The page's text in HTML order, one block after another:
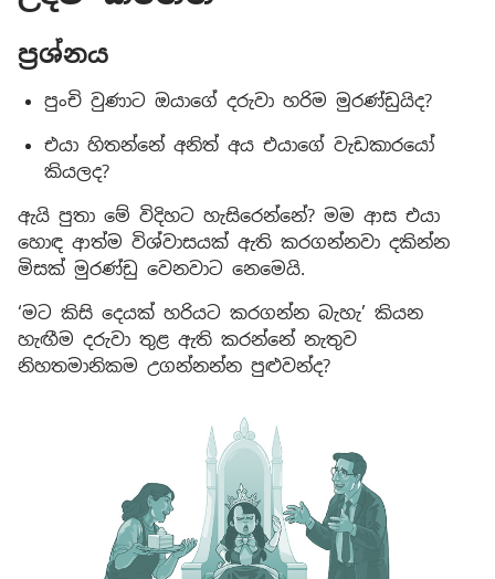
ප්‍රශ්නය
පුංචි වුණාට ඔයාගේ දරුවා හරිම මුරණ්ඩුයිද?
එයා හිතන්නේ අනිත් අය එයාගේ වැඩකාරයෝ
කියලද?
ඇයි පුතා මේ විදිහට හැසිරෙන්නේ? මම ආස එයා
හොඳ ආත්ම විශ්වාසයක් ඇති කරගන්නවා දකින්න
මිසක් මුරණ්ඩු වෙනවාට නෙමෙයි.
‘මට කිසි දෙයක් හරියට කරගන්න බැහැ’ කියන
හැඟීම දරුවා තුළ ඇති කරන්නේ නැතුව
නිහතමානිකම උගන්නන්න පුළුවන්ද?